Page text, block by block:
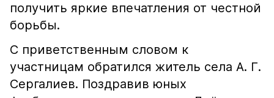
получить яркие впечатления от честной
борьбы.
С приветственным словом к
участницам обратился житель села А. Г.
Сергалиев. Поздравив юных